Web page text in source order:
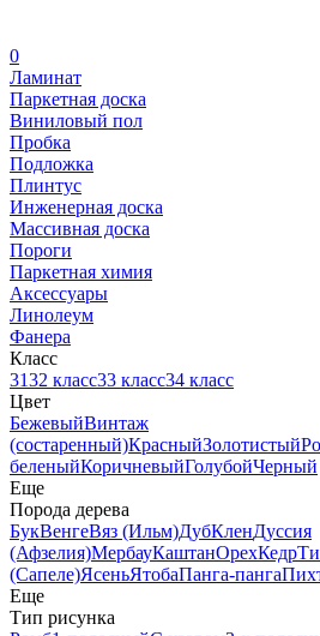
0
Ламинат
Паркетная доска
Виниловый пол
Пробка
Подложка
Плинтус
Инженерная доска
Массивная доска
Пороги
Паркетная химия
Аксессуары
Линолеум
Фанера
Класс
3132 класс33 класс34 класс
Цвет
БежевыйВинтаж
(состаренный)КрасныйЗолотистый
беленыйКоричневыйГолубойЧерный
Еще
Порода дерева
БукВенгеВяз (Ильм)ДубКленДуссия
(Афзелия)МербауКаштанОрехКедр
(Сапеле)ЯсеньЯтобаПанга-панга
Еще
Тип рисунка